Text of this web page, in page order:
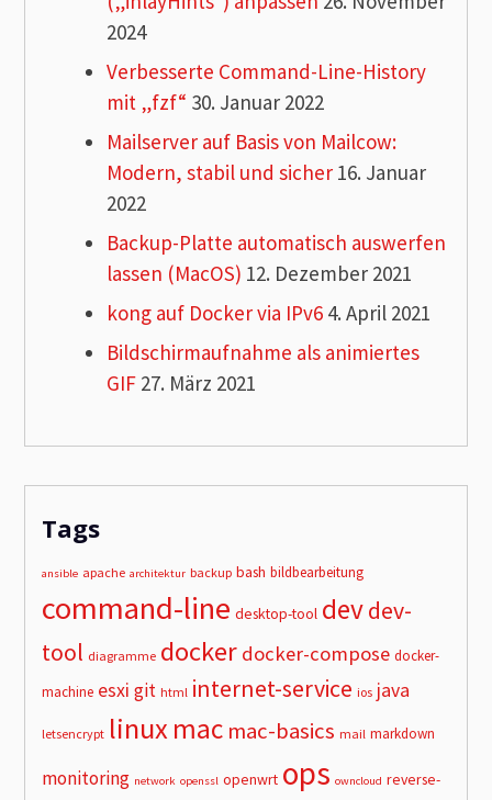
2024
Verbesserte Command-Line-History
mit „fzf“ 30. Januar 2022
Mailserver auf Basis von Mailcow:
Modern, stabil und sicher 16. Januar
2022
Backup-Platte automatisch auswerfen
lassen (MacOS) 12. Dezember 2021
kong auf Docker via IPv6 4. April 2021
Bildschirmaufnahme als animiertes
GIF 27. März 2021
Tags
ansible apache architektur backup bash bildbearbeitung
command-line desktop-tool devdev-
tool diagramme docker docker-compose docker-
machine esxi git html internet-service ios java
letsencrypt linuxmac mac-basics mail markdown
monitoring network openssl openwrt ops owncloud reverse-